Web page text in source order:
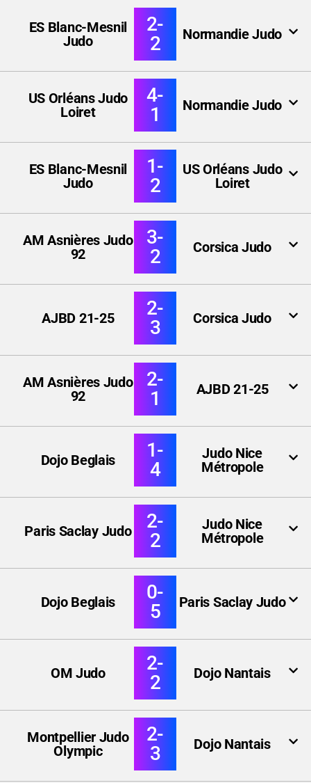
ES Blanc-Mesnil
Judo
2-
2
Normandie Judo
US Orléans Judo
Loiret
4-
1
Normandie Judo
ES Blanc-Mesnil
Judo
1-
2
US Orléans Judo
Loiret
AM Asnières Judo
92
3-
2
Corsica Judo
AJBD 21-25
2-
3
Corsica Judo
AM Asnières Judo
92
2-
1
AJBD 21-25
Dojo Beglais
1-
4
Judo Nice
Métropole
Paris Saclay Judo
2-
2
Judo Nice
Métropole
Dojo Beglais
0-
5
Paris Saclay Judo
OM Judo
2-
2
Dojo Nantais
Montpellier Judo
Olympic
2-
3
Dojo Nantais